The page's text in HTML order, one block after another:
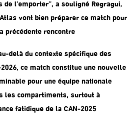
l’emporter”, a souligné Regragui,
vont bien préparer ce match pour
rencontre.
delà du contexte spécifique des
ce match constitue une nouvelle
pour une équipe nationale
les compartiments, surtout à
fatidique de la CAN-2025.